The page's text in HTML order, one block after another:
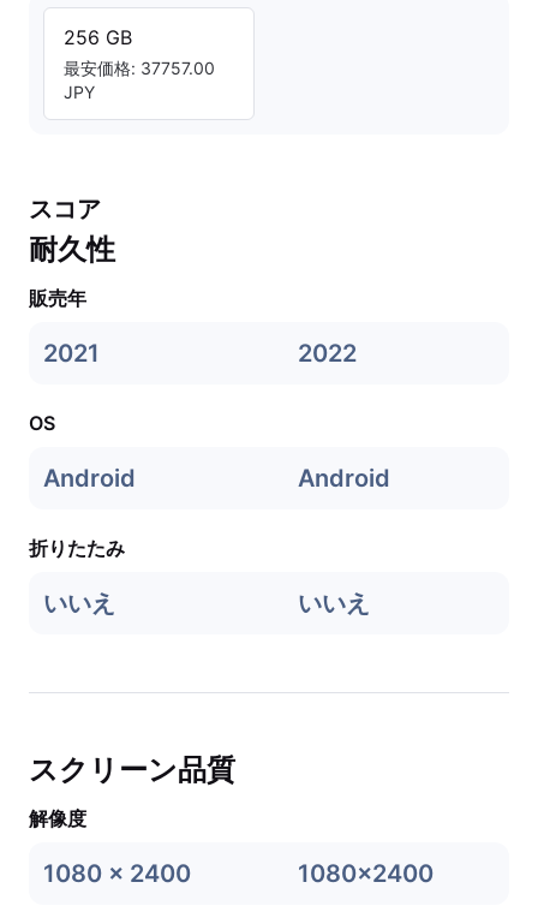
256 GB
最安価格: 37757.00
JPY
スコア
耐久性
販売年
2021 2022
OS
Android Android
折りたたみ
いいえ いいえ
スクリーン品質
解像度
1080 x 2400 1080x2400